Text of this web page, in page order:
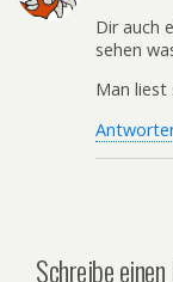
Dir auch
sehen
Man liest
Schreibe